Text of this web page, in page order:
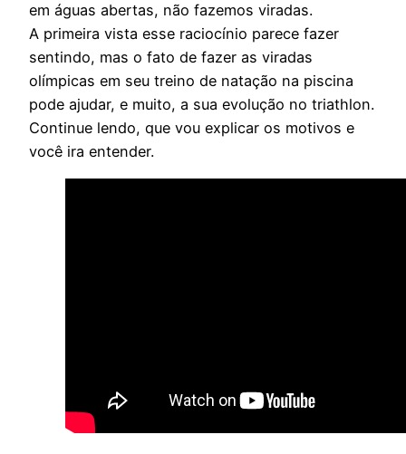
em águas abertas, não fazemos viradas.
A primeira vista esse raciocínio parece fazer
sentindo, mas o fato de fazer as viradas
olímpicas em seu treino de natação na piscina
pode ajudar, e muito, a sua evolução no triathlon.
Continue lendo, que vou explicar os motivos e
você ira entender.